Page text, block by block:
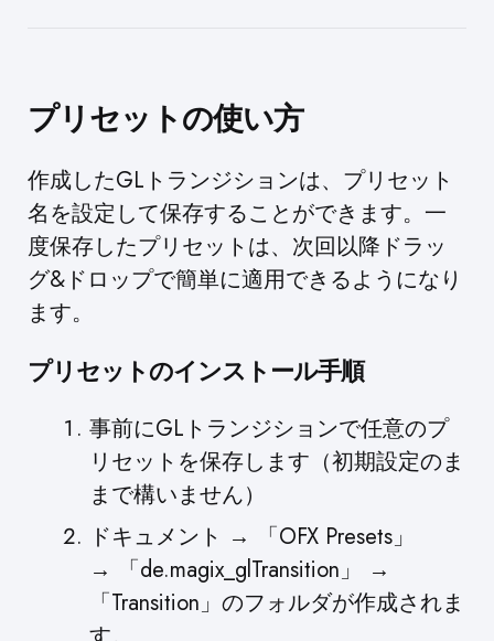
プリセットの使い方
作成したGLトランジションは、プリセット
名を設定して保存することができます。一
度保存したプリセットは、次回以降ドラッ
グ&ドロップで簡単に適用できるようになり
ます。
プリセットのインストール手順
事前にGLトランジションで任意のプ
リセットを保存します（初期設定のま
まで構いません）
ドキュメント → 「OFX Presets」
→ 「de.magix_glTransition」 →
「Transition」のフォルダが作成されま